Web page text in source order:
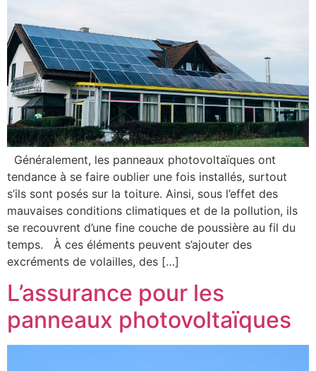
Généralement, les panneaux photovoltaïques ont
tendance à se faire oublier une fois installés, surtout
s’ils sont posés sur la toiture. Ainsi, sous l’effet des
mauvaises conditions climatiques et de la pollution, ils
se recouvrent d’une fine couche de poussière au fil du
temps. À ces éléments peuvent s’ajouter des
excréments de volailles, des […]
L’assurance pour les
panneaux photovoltaïques